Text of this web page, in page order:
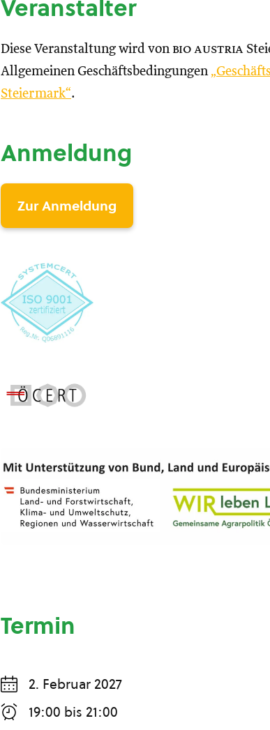
Veranstalter
Diese Veranstaltung wird von bio austria
Allgemeinen Geschäftsbedingungen
Steiermark“.
Anmeldung
Zur Anmeldung
Termin
2. Februar 2027
19:00 bis 21:00